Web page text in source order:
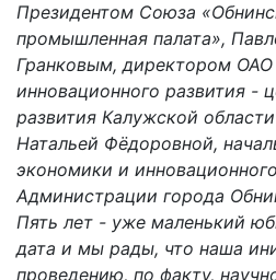
Президентом Союза
промышленная палата»,
Гранковым, директором ОАО
инновационного развития -
развития Калужской
Натальей Фёдоровной,
экономики и
Администрации города
Пять лет - уже маленький
дата и мы рады, что наша
проведению, по факту,